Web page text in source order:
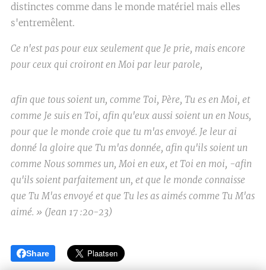
distinctes comme dans le monde matériel mais elles
s'entremêlent.
Ce n'est pas pour eux seulement que Je prie, mais encore
pour ceux qui croiront en Moi par leur parole,
afin que tous soient un, comme Toi, Père, Tu es en Moi, et
comme Je suis en Toi, afin qu'eux aussi soient un en Nous,
pour que le monde croie que tu m'as envoyé. Je leur ai
donné la gloire que Tu m'as donnée, afin qu'ils soient un
comme Nous sommes un, Moi en eux, et Toi en moi, -afin
qu'ils soient parfaitement un, et que le monde connaisse
que Tu M'as envoyé et que Tu les as aimés comme Tu M'as
aimé. » (Jean 17 :20-23)
Share